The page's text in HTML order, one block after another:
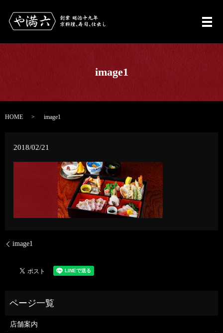
メ
image1
HOME image1
2018/02/21
image1
店舗案内